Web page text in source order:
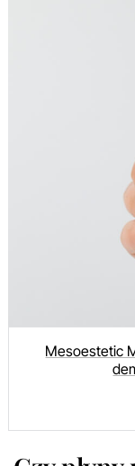
Mesoestetic